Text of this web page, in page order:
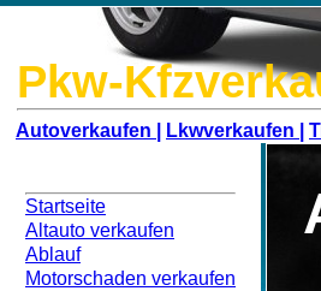
Pkw-
Autoverkaufen | Lkwverkaufen |
Startseite
Altauto verkaufen
Ablauf
Motorschaden verkaufen